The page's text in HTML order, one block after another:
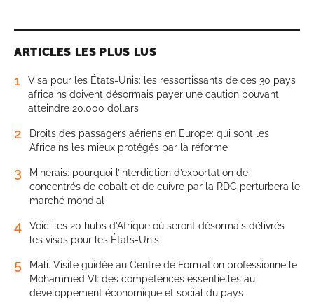
ARTICLES LES PLUS LUS
1
Visa pour les États-Unis: les ressortissants de ces 30 pays
africains doivent désormais payer une caution pouvant
atteindre 20.000 dollars
2
Droits des passagers aériens en Europe: qui sont les
Africains les mieux protégés par la réforme
3
Minerais: pourquoi l’interdiction d’exportation de
concentrés de cobalt et de cuivre par la RDC perturbera le
marché mondial
4
Voici les 20 hubs d’Afrique où seront désormais délivrés
les visas pour les États-Unis
5
Mali. Visite guidée au Centre de Formation professionnelle
Mohammed VI: des compétences essentielles au
développement économique et social du pays